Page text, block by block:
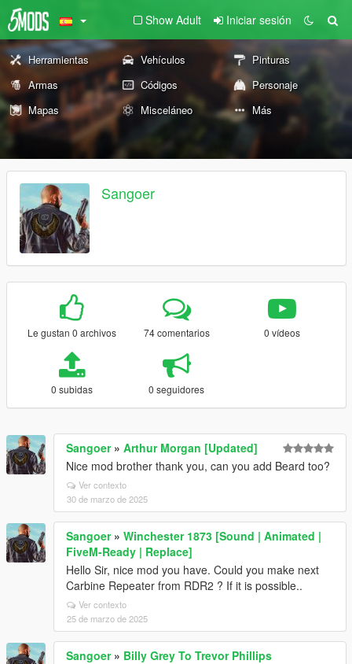
Show Adult Iniciar sesión
Herramientas Vehículos
Pinturas
Armas
Códigos
Personaje
Mapas
Misceláneo Más
Sangoer
Le gustan 0 archivos 74 comentarios 0 vídeos
0 subidas 0 seguidores
Sangoer» Arthur Morgan [Updated]
Nice mod brother thank you, can you add Beard too?
Ver contexto
30 de marzo de 2025
Sangoer» Winchester 1873 [Sound | Animated |
FiveM-Ready | Replace]
Hello Sir, nice mod you have. Could you make next
Carbine Repeater from RDR2 ? If it is possible..
Ver contexto
25 de marzo de 2025
Sangoer» Billy Grey To Trevor Phillips